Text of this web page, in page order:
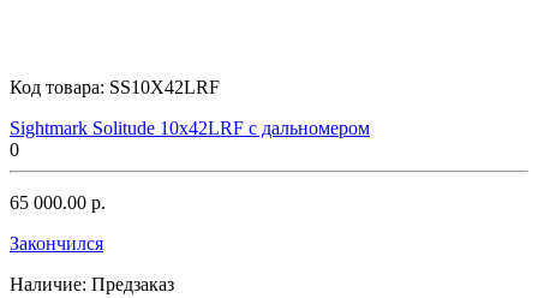
Код товара: SS10X42LRF
Sightmark Solitude 10x42LRF с дальномером
0
65 000.00 р.
Закончился
Наличие: Предзаказ